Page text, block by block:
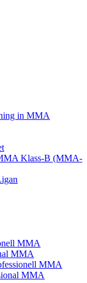
in MMA
Klass-B (MMA-
MMA
MMA
MMA
MMA